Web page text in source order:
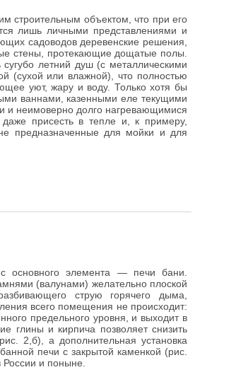
строительным объектом, что при его
лишь личными представлениями и
садоводов деревенские решения,
стены, протекающие дощатые полы.
летний душ (с металлическими
(сухой или влажной), что полностью
уют, жару и воду. Только хотя бы
ваннами, казенными еле текущими
и неимоверно долго нагревающимися
присесть в тепле и, к примеру,
предназначенные для мойки и для
основного элемента — печи бани.
(валунами) желательно плоской
струю горячего дыма,
всего помещения не происходит:
предельного уровня, и выходит в
глины и кирпича позволяет снизить
2,б), а дополнительная установка
печи с закрытой каменкой (рис.
и поныне.